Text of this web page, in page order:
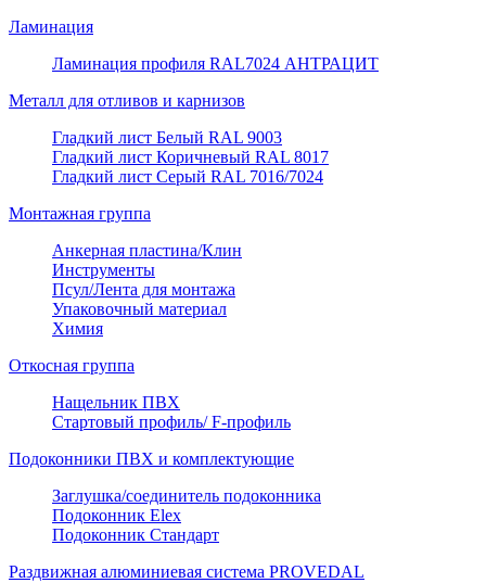
Ламинация
Ламинация профиля RAL7024 АНТРАЦИТ
Металл для отливов и карнизов
Гладкий лист Белый RAL 9003
Гладкий лист Коричневый RAL 8017
Гладкий лист Серый RAL 7016/7024
Монтажная группа
Анкерная пластина/Клин
Инструменты
Псул/Лента для монтажа
Упаковочный материал
Химия
Откосная группа
Нащельник ПВХ
Стартовый профиль/ F-профиль
Подоконники ПВХ и комплектующие
Заглушка/соединитель подоконника
Подоконник Elex
Подоконник Стандарт
Раздвижная алюминиевая система PROVEDAL